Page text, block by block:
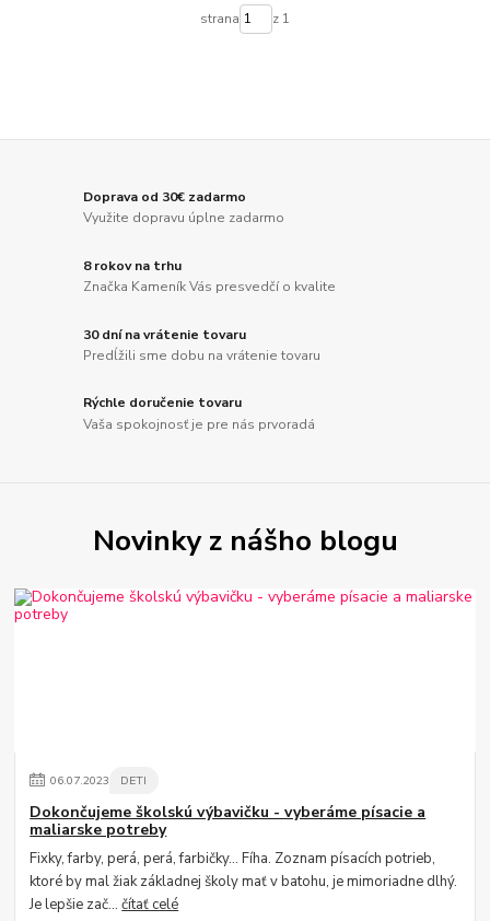
strana z 1
Doprava od 30€ zadarmo
Využite dopravu úplne zadarmo
8 rokov na trhu
Značka Kameník Vás presvedčí o kvalite
30 dní na vrátenie tovaru
Predĺžili sme dobu na vrátenie tovaru
Rýchle doručenie tovaru
Vaša spokojnosť je pre nás prvoradá
Novinky z nášho blogu
06.07.2023 DETI
Dokončujeme školskú výbavičku - vyberáme písacie a
maliarske potreby
Fixky, farby, perá, perá, farbičky... Fíha. Zoznam písacích potrieb,
ktoré by mal žiak základnej školy mať v batohu, je mimoriadne dlhý.
Je lepšie zač...čítať celé